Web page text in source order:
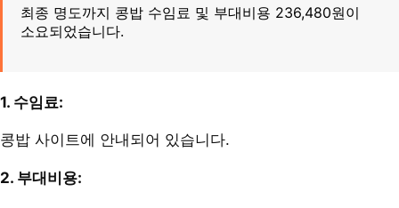
최종 명도까지 콩밥 수임료 및 부대비용 236,480원이
소요되었습니다.
1. 수임료:
콩밥 사이트에 안내되어 있습니다.
2. 부대비용: